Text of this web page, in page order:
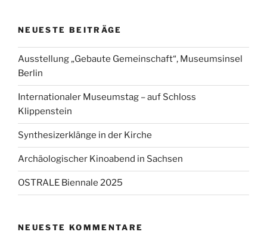
NEUESTE BEITRÄGE
Ausstellung „Gebaute Gemeinschaft“, Museumsinsel
Berlin
Internationaler Museumstag – auf Schloss
Klippenstein
Synthesizerklänge in der Kirche
Archäologischer Kinoabend in Sachsen
OSTRALE Biennale 2025
NEUESTE KOMMENTARE